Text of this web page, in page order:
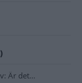
Är det…